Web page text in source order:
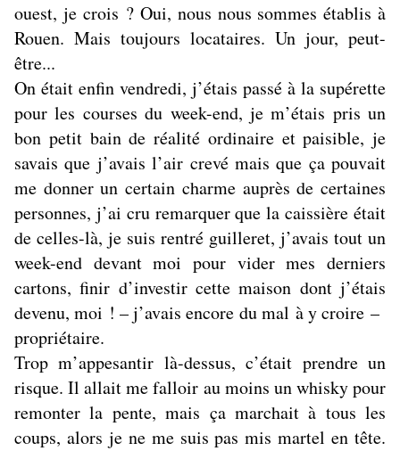
ouest, je crois ? Oui, nous nous sommes établis à
Rouen. Mais toujours locataires. Un jour, peut-
être...
On était enfin vendredi, j’étais passé à la supérette
pour les courses du week-end, je m’étais pris un
bon petit bain de réalité ordinaire et paisible, je
savais que j’avais l’air crevé mais que ça pouvait
me donner un certain charme auprès de certaines
personnes, j’ai cru remarquer que la caissière était
de celles-là, je suis rentré guilleret, j’avais tout un
week-end devant moi pour vider mes derniers
cartons, finir d’investir cette maison dont j’étais
devenu, moi ! – j’avais encore du mal à y croire –
propriétaire.
Trop m’appesantir là-dessus, c’était prendre un
risque. Il allait me falloir au moins un whisky pour
remonter la pente, mais ça marchait à tous les
coups, alors je ne me suis pas mis martel en tête.